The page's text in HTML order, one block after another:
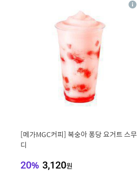
[메가MGC커피] 복숭아 퐁당 요거트 스무
디
20% 3,120원
상